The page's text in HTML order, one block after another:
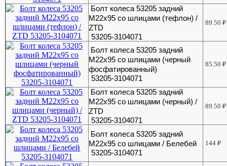
Болт колеса 53205 задний
М22х95 со шлицами (тефлон) /
ZTD
53205-3104071
89.50₽
Болт колеса 53205 задний
М22х95 со шлицами (черный
фосфатированный)
53205-3104071
85.50₽
Болт колеса 53205 задний
М22х95 со шлицами (черный) /
ZTD
53205-3104071
89.50₽
Болт колеса 53205 задний
М22х95 со шлицами / Белебей
53205-3104071
144₽